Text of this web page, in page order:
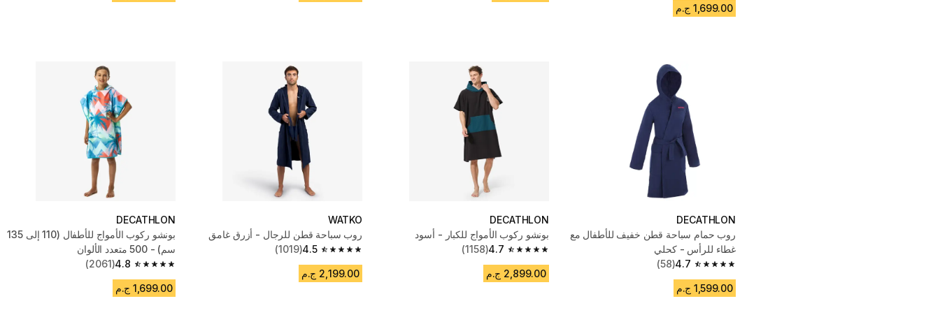
1,699.00 ج.م
DECATHLON
روب حمام سباحة قطن خفيف للأطفال مع
غطاء للرأس - كحلي
4.7
4.7 out of 5 stars from 58 reviews
(58)
1,599.00 ج.م
DECATHLON
بونشو ركوب الأمواج للكبار - أسود
4.7
4.7 out of 5 stars from 1158 reviews
(1158)
2,899.00 ج.م
WATKO
روب سباحة قطن للرجال - أزرق غامق
4.5
4.5 out of 5 stars from 1019 reviews
(1019)
2,199.00 ج.م
DECATHLON
بونشو ركوب الأمواج للأطفال (110 إلى 135
سم) - 500 متعدد الألوان
4.8
4.8 out of 5 stars from 2061 reviews
(2061)
1,699.00 ج.م